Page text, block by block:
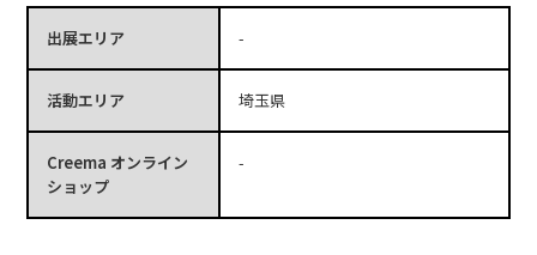
出展エリア -
活動エリア 埼玉県
Creema オンライン
ショップ
-